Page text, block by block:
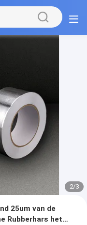
2/3
25um van de
Rubberhars het